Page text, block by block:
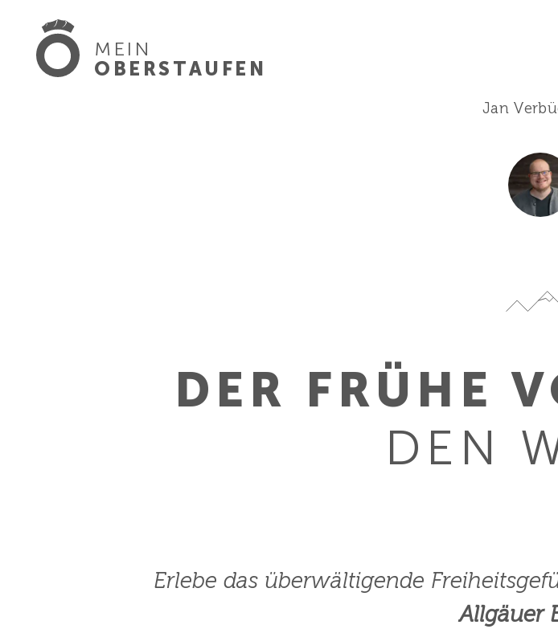
MEIN
OBERSTAUFEN
Jan
DER FRÜHE
DEN
Erlebe das überwältigende
Allgäuer